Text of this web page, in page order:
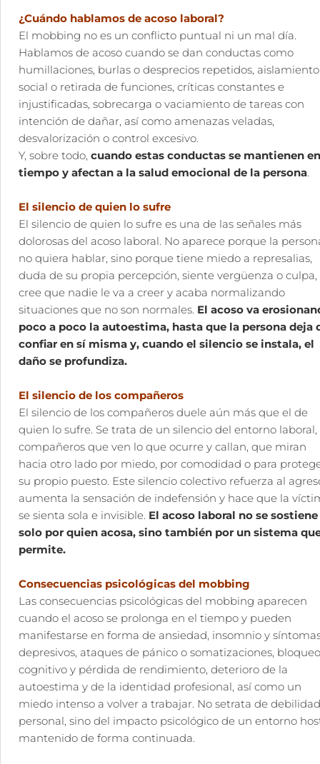
¿Cuándo hablamos de acoso laboral?
El mobbing no es un conflicto puntual ni un mal día.
Hablamos de acoso cuando se dan conductas como
humillaciones, burlas o desprecios repetidos, aislamiento
social o retirada de funciones, críticas constantes e
injustificadas, sobrecarga o vaciamiento de tareas con
intención de dañar, así como amenazas veladas,
desvalorización o control excesivo.
Y, sobre todo, cuando estas conductas se mantienen
tiempo y afectan a la salud emocional de la persona.
El silencio de quien lo sufre
El silencio de quien lo sufre es una de las señales más
dolorosas del acoso laboral. No aparece porque la
no quiera hablar, sino porque tiene miedo a represalias,
duda de su propia percepción, siente vergüenza o culpa,
cree que nadie le va a creer y acaba normalizando
situaciones que no son normales. El acoso va
poco a poco la autoestima, hasta que la persona deja
confiar en sí misma y, cuando el silencio se instala, el
daño se profundiza.
El silencio de los compañeros
El silencio de los compañeros duele aún más que el de
quien lo sufre. Se trata de un silencio del entorno laboral,
compañeros que ven lo que ocurre y callan, que miran
hacia otro lado por miedo, por comodidad o para
su propio puesto. Este silencio colectivo refuerza al
aumenta la sensación de indefensión y hace que la
se sienta sola e invisible. El acoso laboral no se sostiene
solo por quien acosa, sino también por un sistema
permite.
Consecuencias psicológicas del mobbing
Las consecuencias psicológicas del mobbing aparecen
cuando el acoso se prolonga en el tiempo y pueden
manifestarse en forma de ansiedad, insomnio y
depresivos, ataques de pánico o somatizaciones, bloqueo
cognitivo y pérdida de rendimiento, deterioro de la
autoestima y de la identidad profesional, así como un
miedo intenso a volver a trabajar. No setrata de debilidad
personal, sino del impacto psicológico de un entorno
mantenido de forma continuada.